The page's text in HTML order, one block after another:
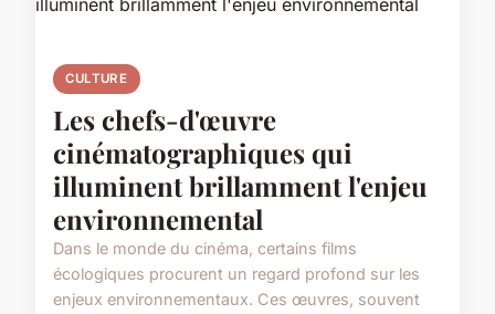
CULTURE
Les chefs-d'œuvre
cinématographiques qui
illuminent brillamment l'enjeu
environnemental
Dans le monde du cinéma, certains films
écologiques procurent un regard profond sur les
enjeux environnementaux. Ces œuvres, souvent